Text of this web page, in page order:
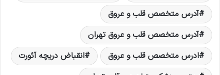
آدرس متخصص قلب و عروق
آدرس متخصص قلب و عروق تهران
ادرس متخصص قلب و عروق
انقباض دریچه آئورت